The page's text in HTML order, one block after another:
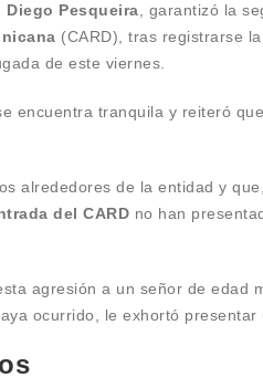
Diego Pesqueira , garantizó la
(CARD), tras registrarse
de este viernes.
encuentra tranquila y reiteró
alrededores de la entidad y
del CARD no han
agresión a un señor de edad
ocurrido, le exhortó presentar